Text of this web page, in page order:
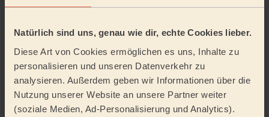
Natürlich sind uns, genau wie dir, echte Cookies lieber.
Diese Art von Cookies ermöglichen es uns, Inhalte zu
personalisieren und unseren Datenverkehr zu
analysieren. Außerdem geben wir Informationen über die
Nutzung unserer Website an unsere Partner weiter
(soziale Medien, Ad-Personalisierung und Analytics).
Habe Wecasa zum ersten Mal genutzt. Und bin sehr
weiterempfehlen.
Andrea (München)
5/5 •
vor 1 Woche
Einmalige Reinigung